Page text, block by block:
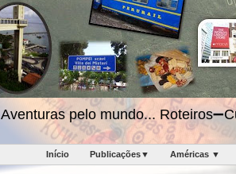
Aventuras pelo mundo...
Início Publicações▼ Américas ▼